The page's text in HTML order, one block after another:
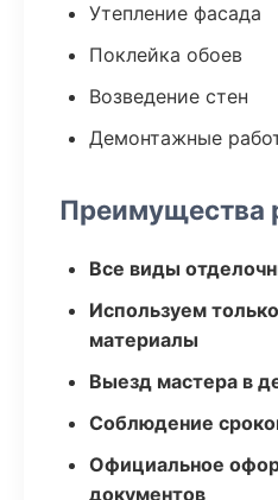
Утепление фасада
Поклейка обоев
Возведение стен
Демонтажные
Преимущества
Все виды
Используем
материалы
Выезд мастера в
Соблюдение
Официальное
документов